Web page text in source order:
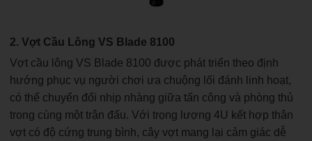
2. Vợt Cầu Lông VS Blade 8100
Vợt cầu lông VS Blade 8100 được phát triển theo định
hướng phục vụ người chơi ưa chuộng lối đánh linh hoạt,
có thể chuyển đổi nhịp nhàng giữa tấn công và phòng thủ
trong cùng một trận đấu. Với trọng lượng 4U kết hợp thân
vợt có độ cứng trung bình, cây vợt mang lại cảm giác dễ